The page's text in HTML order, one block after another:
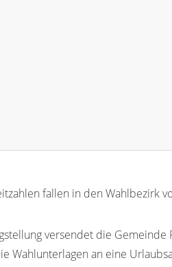
fallen in den Wahlbezirk
versendet die Gemeinde
Wahlunterlagen an eine